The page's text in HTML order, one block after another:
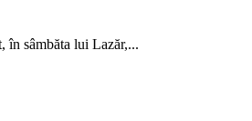
în sâmbăta lui Lazăr,...